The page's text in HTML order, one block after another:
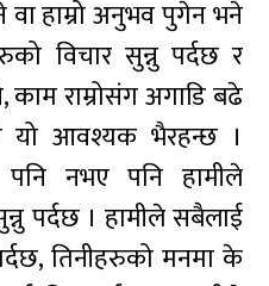
हाम्रो अनुभव पुगेन भने
विचार सुन्नु पर्दछ र
काम राम्रोसंग अगाडि बढे
यो आवश्यक भैरहन्छ ।
नभए पनि हामीले
पर्दछ । हामीले सबैलाई
तिनीहरुको मनमा के